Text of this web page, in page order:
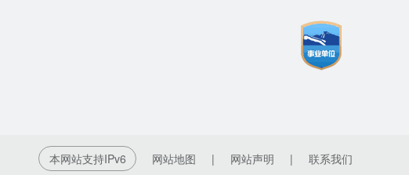
本网站支持IPv6 网站地图 | 网站声明 | 联系我们